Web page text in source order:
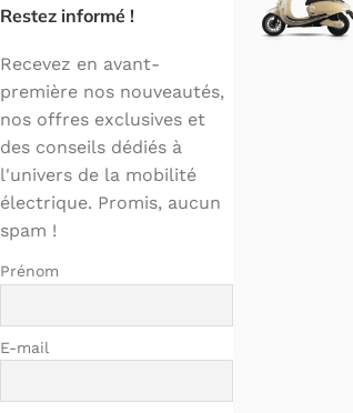
Restez informé !
Recevez en avant-
première nos nouveautés,
nos offres exclusives et
des conseils dédiés à
l'univers de la mobilité
électrique. Promis, aucun
spam !
Prénom
E-mail